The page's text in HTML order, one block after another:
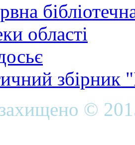
області
захищено ©